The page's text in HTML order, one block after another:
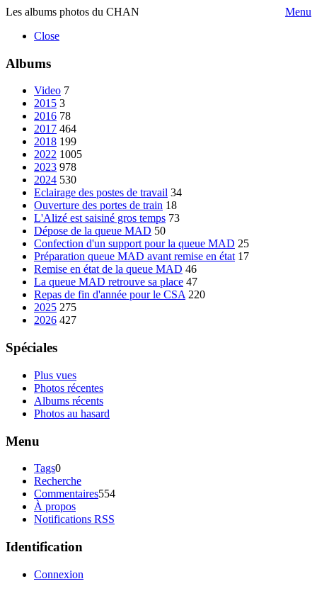
Les albums photos du CHAN
Menu
Close
Albums
Video 7
2015 3
2016 78
2017 464
2018 199
2022 1005
2023 978
2024 530
Eclairage des postes de travail 34
Ouverture des portes de train 18
L'Alizé est saisiné gros temps 73
Dépose de la queue MAD 50
Confection d'un support pour la queue MAD 25
Préparation queue MAD avant remise en état 17
Remise en état de la queue MAD 46
La queue MAD retrouve sa place 47
Repas de fin d'année pour le CSA 220
2025 275
2026 427
Spéciales
Plus vues
Photos récentes
Albums récents
Photos au hasard
Menu
Tags0
Recherche
Commentaires554
À propos
Notifications RSS
Identification
Connexion